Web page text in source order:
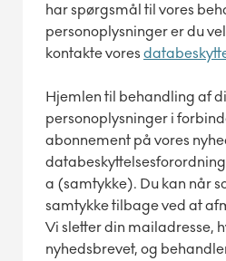
har spørgsmål til vores
personoplysninger er du
kontakte vores
Hjemlen til behandling af
personoplysninger i
abonnement på vores
a (samtykke). Du kan når
samtykke tilbage ved at
Vi sletter din mailadresse,
nyhedsbrevet, og